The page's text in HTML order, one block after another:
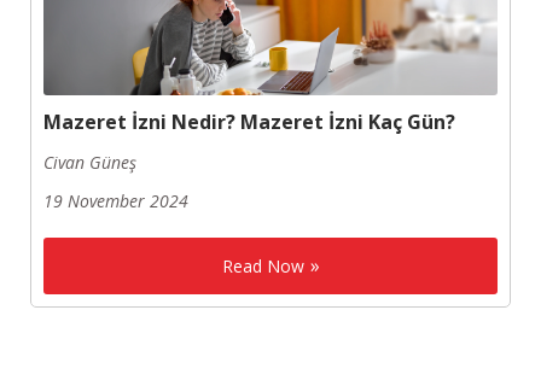
Mazeret İzni Nedir? Mazeret İzni Kaç Gün?
Civan Güneş
19 November 2024
Read Now